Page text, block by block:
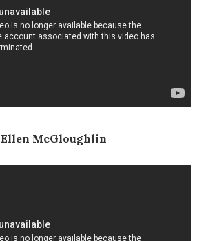
Ellen McGloughlin